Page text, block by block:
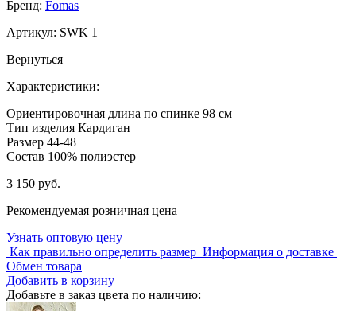
Бренд: Fomas
Артикул: SWK 1
Вернуться
Характеристики:
Ориентировочная длина по спинке 98 см
Тип изделия Кардиган
Размер 44-48
Состав 100% полиэстер
3 150 руб.
Рекомендуемая розничная цена
Узнать оптовую цену
Как правильно определить размер Информация о доставке
Обмен товара
Добавить в корзину
Добавьте в заказ цвета по наличию: